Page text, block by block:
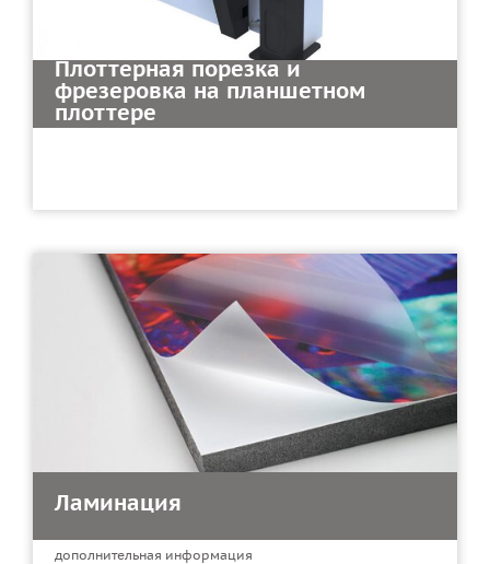
Плоттерная порезка и
фрезеровка на планшетном
плоттере
Ламинация
дополнительная информация